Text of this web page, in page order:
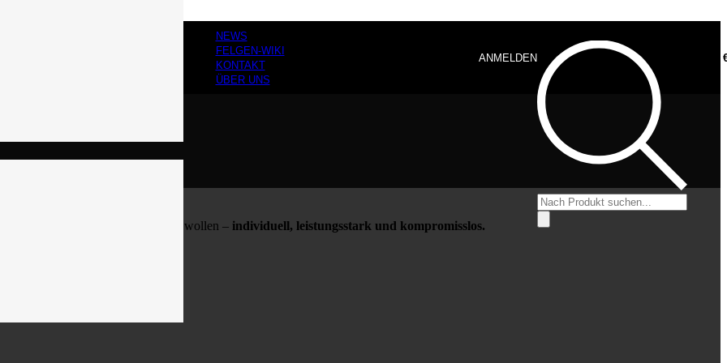
NEWS
FELGEN-WIKI
KONTAKT
ÜBER UNS
ANMELDEN
Products
search
Gelände neue Maßstäbe setzen wollen – individuell, leistungsstark und kompromisslos.